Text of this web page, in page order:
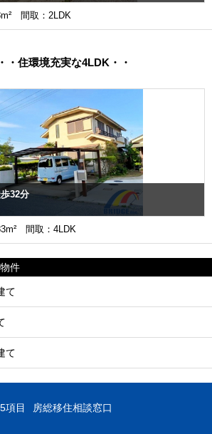
間取：2LDK
住環境充実な4LDK・・
32分
間取：4LDK
件
て
て
項目
房総移住相談窓口